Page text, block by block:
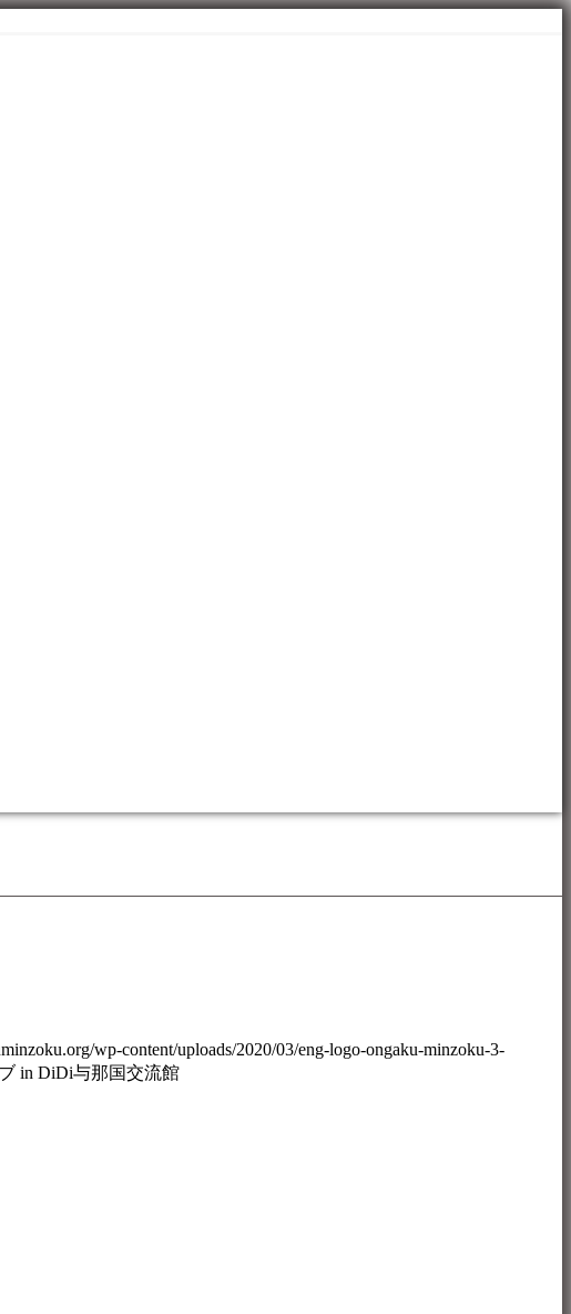
wp-content/uploads/2020/03/eng-logo-ongaku-minzoku-3-
in DiDi与那国交流館